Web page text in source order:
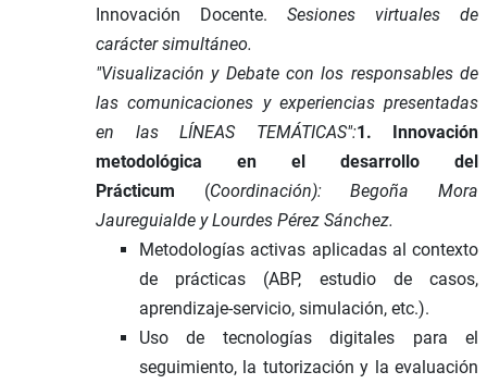
Innovación Docente. Sesiones virtuales de
carácter simultáneo.
"Visualización y Debate con los responsables de
las comunicaciones y experiencias presentadas
en las LÍNEAS TEMÁTICAS":1. Innovación
metodológica en el desarrollo del
Prácticum (Coordinación): Begoña Mora
Jaureguialde y Lourdes Pérez Sánchez.
Metodologías activas aplicadas al contexto
de prácticas (ABP, estudio de casos,
aprendizaje-servicio, simulación, etc.).
Uso de tecnologías digitales para el
seguimiento, la tutorización y la evaluación